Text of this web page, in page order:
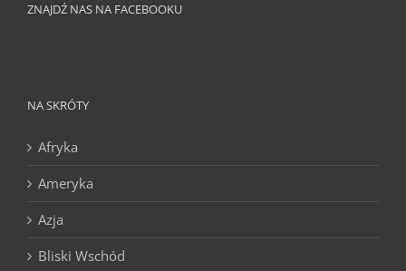
ZNAJDŹ NAS NA FACEBOOKU
NA SKRÓTY
Afryka
Ameryka
Azja
Bliski Wschód